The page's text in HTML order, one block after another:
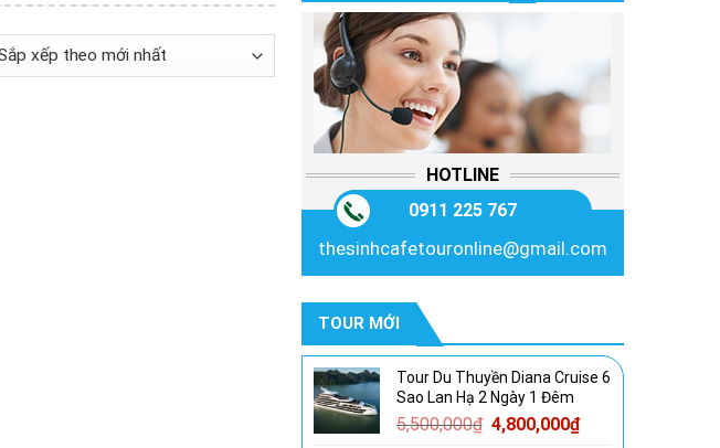
HOTLINE
0911 225 767
thesinhcafetouronline@gmail.com
TOUR MỚI
Tour Du Thuyền Diana Cruise 6
Sao Lan Hạ 2 Ngày 1 Đêm
5,500,000₫ Giá
4,800,000₫Giá